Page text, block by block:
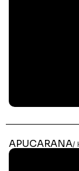
APUCARANA/